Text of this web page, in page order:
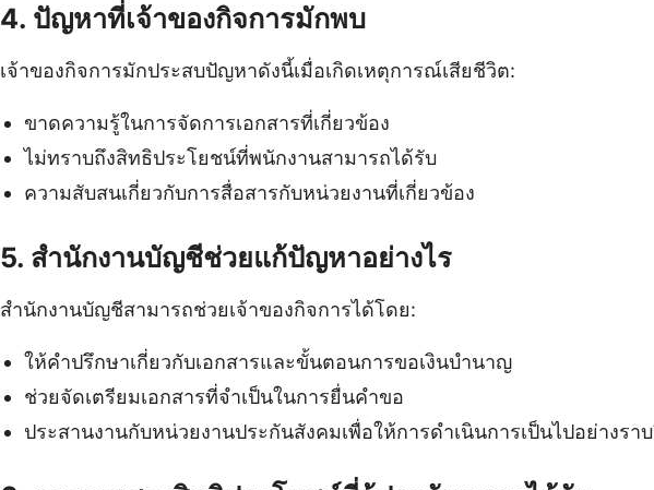
4. ปัญหาที่เจ้าของกิจการมักพบ
เจ้าของกิจการมักประสบปัญหาดังนี้เมื่อเกิดเหตุการณ์เสียชีวิต:
ขาดความรู้ในการจัดการเอกสารที่เกี่ยวข้อง
ไม่ทราบถึงสิทธิประโยชน์ที่พนักงานสามารถได้รับ
ความสับสนเกี่ยวกับการสื่อสารกับหน่วยงานที่เกี่ยวข้อง
5. สำนักงานบัญชีช่วยแก้ปัญหาอย่างไร
สำนักงานบัญชีสามารถช่วยเจ้าของกิจการได้โดย:
ให้คำปรึกษาเกี่ยวกับเอกสารและขั้นตอนการขอเงินบํานาญ
ช่วยจัดเตรียมเอกสารที่จำเป็นในการยื่นคำขอ
ประสานงานกับหน่วยงานประกันสังคมเพื่อให้การดำเนินการเป็นไปอย่างรา